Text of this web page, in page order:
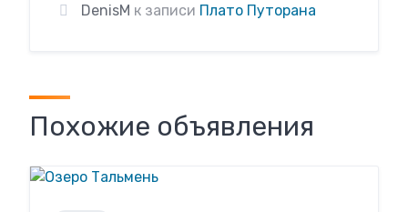
DenisM к записи Плато Путорана
Похожие объявления